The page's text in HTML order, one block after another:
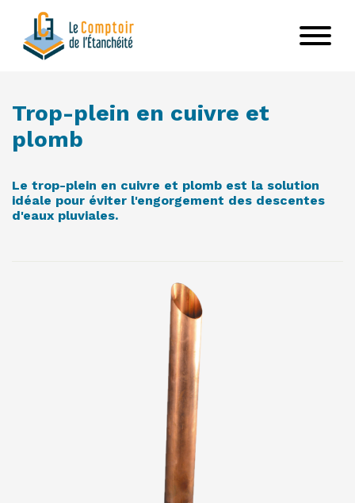
contenu
principal
Trop-plein en cuivre et
plomb
Le trop-plein en cuivre et plomb est la solution
idéale pour éviter l'engorgement des descentes
d'eaux pluviales.
VOIR LE PRODUIT